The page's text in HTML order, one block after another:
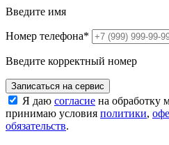
Введите имя
Номер телефона*
Введите корректный номер
Записаться на сервис
Я даю согласие на обработку
принимаю условия политики,
обязательств.